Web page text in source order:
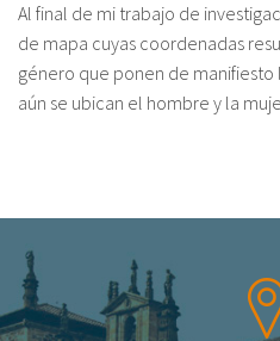
Al final de mi trabajo de
de mapa cuyas coordenadas
género que ponen de
aún se ubican el hombre y la